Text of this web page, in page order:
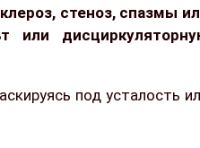
стеноз, спазмы
или
под усталость